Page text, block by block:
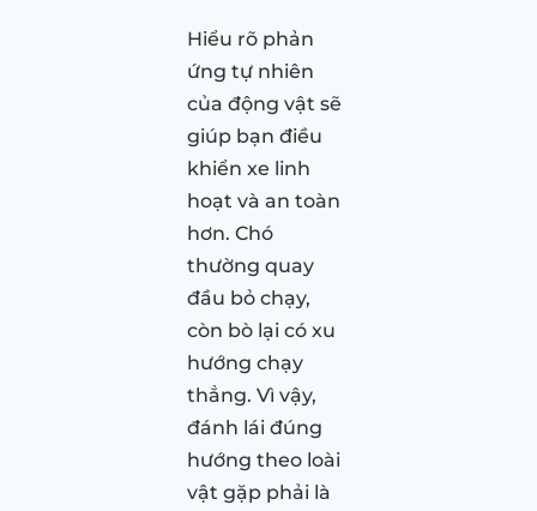
Hiểu rõ phản
ứng tự nhiên
của động vật sẽ
giúp bạn điều
khiển xe linh
hoạt và an toàn
hơn. Chó
thường quay
đầu bỏ chạy,
còn bò lại có xu
hướng chạy
thẳng. Vì vậy,
đánh lái đúng
hướng theo loài
vật gặp phải là